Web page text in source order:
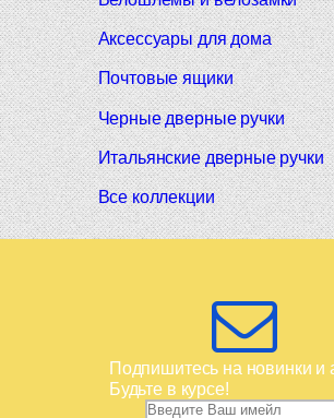
Аксессуары для дома
Почтовые ящики
Черные дверные ручки
Итальянские дверные ручки
Все коллекции
Подпишитесь на новинки и
Будьте в курсе!